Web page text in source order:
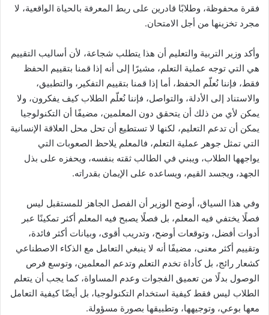
فقرة محفوظة، وطلابًا قادرين على ربط المعرفة بالحياة الواقعية، لا
مجرد تخزينها من أجل الامتحان.
وأكد وزير التربية والتعليم أن هذا يتطلب شجاعة، لأن أساليب التقييم
هي التي توجه عملية التعلم، مشيرًا إلى أنه إذا قمنا بتقييم الحفظ
فقط، فإننا نُعلّم الحفظ، أما إذا قمنا بتقييم التفكير، والتطبيق،
والاستناد إلى الأدلة، والتواصل، فإننا نُعلّم الطلاب كيف يفكرون، ولا
يمكن لأي من ذلك أن يتحقق دون المعلمين، مضيفًا أن التكنولوجيا
يمكن أن تدعم التعليم، لكنها لا تستطيع أن تحل محل العلاقة الإنسانية
التي تمثل جوهر عملية التعلم، فالمعلم يلاحظ الصعوبات التي
يواجهها الطلاب، ويبني في الطالب ثقته بنفسه، ويحفزه على بذل
الجهد، ويجسد القيم، ويساعده على الإيمان بقدراته.
وفي هذا السياق، أوضح الوزير أن الفصل الجاهز للمستقبل ليس
فصلًا يختفي فيه المعلم، بل فصلًا يصبح فيه المعلم أكثر تمكينًا عبر
أدوات أفضل، وتوقعات أوضح، وتدريب أقوى، وبيانات أكثر فائدة،
وتقييم أكثر معنى، مضيفًا أنه لا ينبغي التعامل مع الذكاء الاصطناعي
كشعار رائج، بل كأداة تخدم التعلم وتدعم المعلمين، وتوسع فرص
الوصول بدلًا من تعميق الفجوات وعدم المساواة، كما يجب أن يتعلم
الطلاب ليس فقط كيفية استخدام التكنولوجيا، بل أيضًا كيفية التعامل
معها بوعي، وتوجيهها، وتطبيقها بصورة مسؤولة.